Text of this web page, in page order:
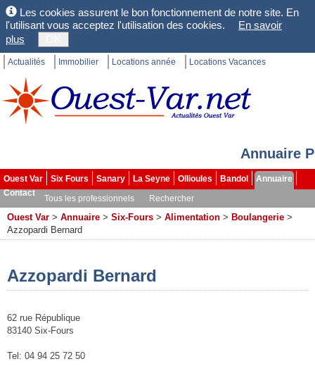
Les cookies assurent le bon fonctionnement de notre site. En
l'utilisant vous acceptez l'utilisation des cookies.
En savoir
plus
Actualités Immobilier Locations année Locations Vacances
Annuaire
Ouest Var Six Fours Sanary La Seyne Ollioules Bandol
Annuaire
Contact
Tous les professionnels Rechercher
Ouest Var > Annuaire > Six-Fours > Alimentation > Boulangerie >
Azzopardi Bernard
Azzopardi Bernard
62 rue République
83140 Six-Fours
Tel: 04 94 25 72 50